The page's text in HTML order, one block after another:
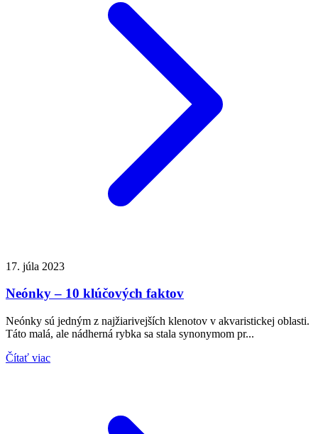
17. júla 2023
Neónky – 10 klúčových faktov
Neónky sú jedným z najžiarivejších klenotov v akvaristickej oblasti.
Táto malá, ale nádherná rybka sa stala synonymom pr...
Čítať viac